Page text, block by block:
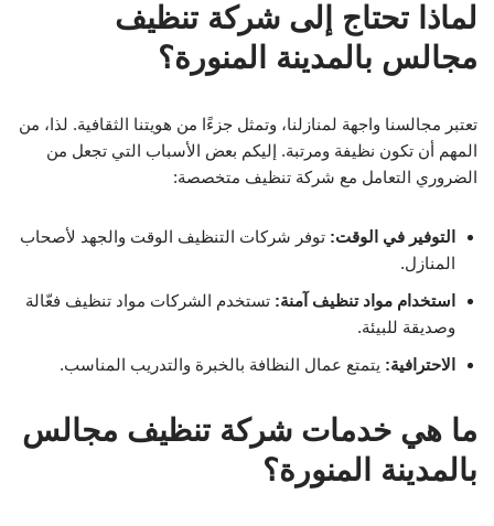
لماذا تحتاج إلى شركة تنظيف
مجالس بالمدينة المنورة؟
تعتبر مجالسنا واجهة لمنازلنا، وتمثل جزءًا من هويتنا الثقافية. لذا، من
المهم أن تكون نظيفة ومرتبة. إليكم بعض الأسباب التي تجعل من
الضروري التعامل مع شركة تنظيف متخصصة:
التوفير في الوقت: توفر شركات التنظيف الوقت والجهد لأصحاب
المنازل.
استخدام مواد تنظيف آمنة: تستخدم الشركات مواد تنظيف فعّالة
وصديقة للبيئة.
الاحترافية: يتمتع عمال النظافة بالخبرة والتدريب المناسب.
ما هي خدمات شركة تنظيف مجالس
بالمدينة المنورة؟